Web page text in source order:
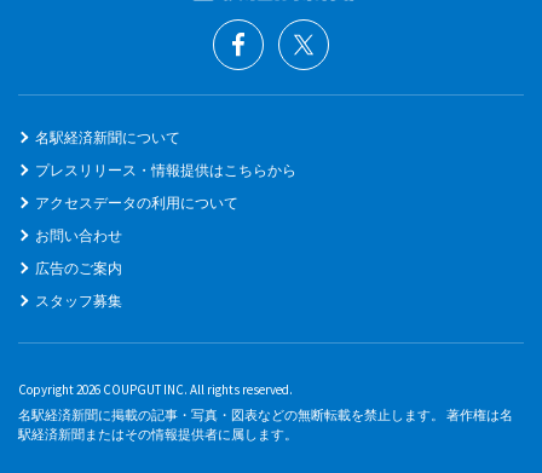
名駅経済新聞について
プレスリリース・情報提供はこちらから
アクセスデータの利用について
お問い合わせ
広告のご案内
スタッフ募集
Copyright 2026 COUPGUT INC. All rights reserved.
名駅経済新聞に掲載の記事・写真・図表などの無断転載を禁止します。 著作権は名
駅経済新聞またはその情報提供者に属します。